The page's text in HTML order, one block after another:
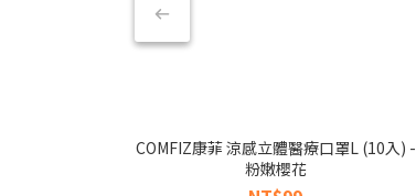
COMFIZ康菲 涼感立體醫療口罩L (10入) -
粉嫩櫻花